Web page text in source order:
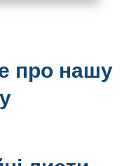
про нашу